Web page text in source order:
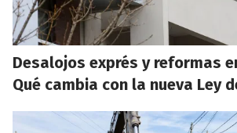
Desalojos exprés y reformas
Qué cambia con la nueva Ley